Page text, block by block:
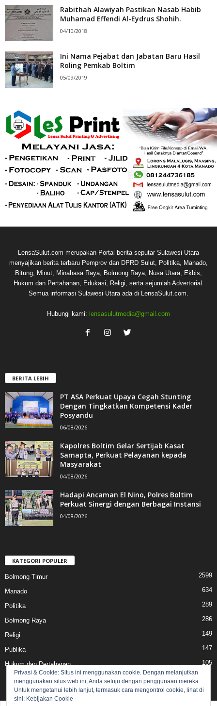
Rabithah Alawiyah Pastikan Nasab Habib
Muhamad Effendi Al-Eydrus Shohih.
04/10/2018
Ini Nama Pejabat dan Jabatan Baru Hasil
Roling Pemkab Boltim
05/09/2019
LensaSulut.com merupakan Portal berita seputar Sulawesi Utara
menyajikan berita terbaru Pemprov dan DPRD Sulut, Politika, Manado,
Bitung, Minut, Minahasa Raya, Bolmong Raya, Nusa Utara, Ekbis,
Hukum dan Pertahanan, Edukasi, Religi, serta sejumlah Advertorial.
Semua informasi Sulawesi Utara ada di LensaSulut.com.
Hubungi kami: lensasulutmedia@gmail.com
BERITA LEBIH
PT ASA Perkuat Upaya Cegah Stunting
Dengan Tingkatkan Kompetensi Kader
Posyandu
06/08/2026
Kapolres Boltim Gelar Sertijab Kasat
Samapta, Perkuat Pelayanan kepada
Masyarakat
04/08/2026
Hadapi Ancaman El Nino, Polres Boltim
Perkuat Sinergi dengan Berbagai Instansi
04/08/2026
KATEGORI POPULER
Bolmong Timur 2599
Manado 634
Politika 289
Bolmong Raya 286
Religi 149
Publika 147
Hukum dan Pertahanan 105
Privasi & Cookie: Situs ini menggunakan cookie. Dengan melanjutkan
menggunakan situs web ini, Anda setuju dengan penggunaan mereka.
Untuk mengetahui lebih lanjut, termasuk cara mengontrol cookie, lihat di
sini: Kebijakan Cookie